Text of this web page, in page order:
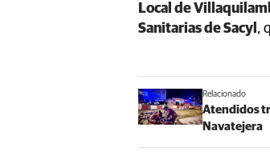
Local de
Sanitarias de Sacyl ,
Relacionado
Atendidos
Navatejera